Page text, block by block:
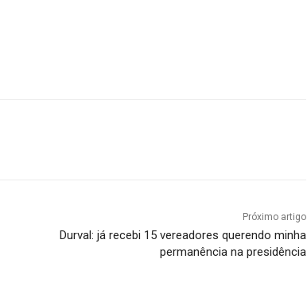
Próximo artigo
Durval: já recebi 15 vereadores querendo minha
permanência na presidência